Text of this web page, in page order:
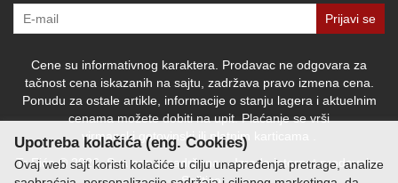
Prijavi se
Cene su informativnog karaktera. Prodavac ne odgovara za
tačnost cena iskazanih na sajtu, zadržava pravo izmena cena.
Ponudu za ostale artikle, informacije o stanju lagera i aktuelnim
cenama možete dobiti na upit. Plaćanje se vrši
virmanski,gotovinski ili platnim karticama .
Tr Fića © 2026. Sva prava zadržana. -Izrada internet prodavnice
-Selltico.
Upotreba kolačića (eng. Cookies)
Ovaj web sajt koristi kolačiće u cilju unapređenja pretrage, analize